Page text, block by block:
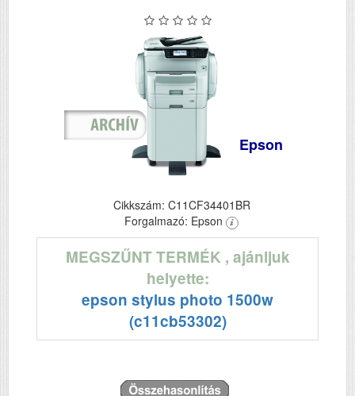
Epson
Cikkszám: C11CF34401BR
Forgalmazó: Epson
MEGSZŰNT TERMÉK , ajánljuk
helyette:
epson stylus photo 1500w
(c11cb53302)